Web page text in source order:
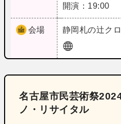
開演：19:00
会場 静岡 札の辻ク
名古屋市民芸術祭
ノ・リサイタル